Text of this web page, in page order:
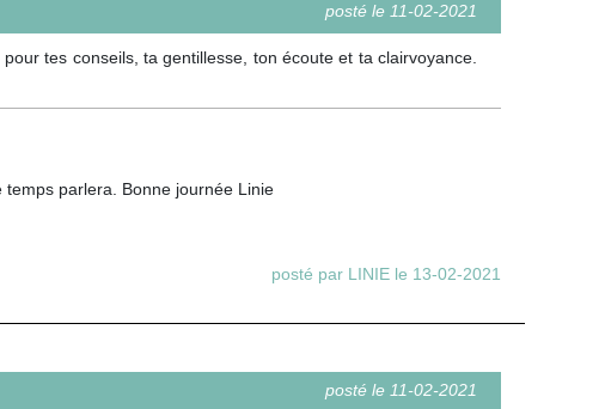
posté le 11-02-2021
tes conseils, ta gentillesse, ton écoute et ta clairvoyance.
parlera. Bonne journée Linie
posté par LINIE le 13-02-2021
posté le 11-02-2021